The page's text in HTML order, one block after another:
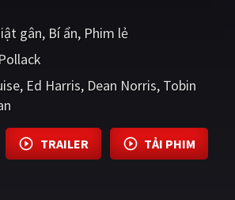
Nhật Bản
gân Bí ẩn Phim lẻ
Ed Harris Dean Norris Tobin
TRAILER TẢI PHIM